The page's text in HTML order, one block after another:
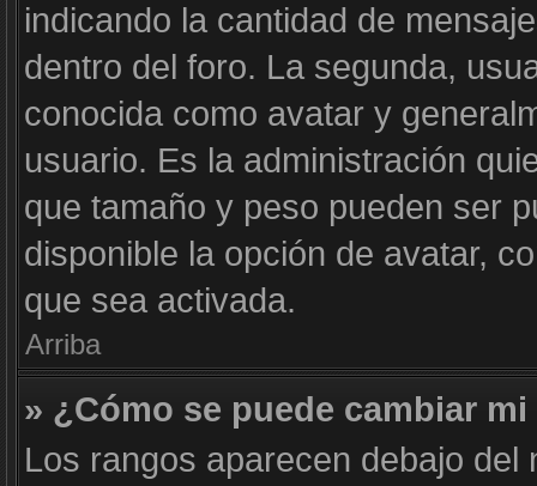
indicando la cantidad de
dentro del foro. La segunda,
conocida como avatar y
usuario. Es la administración
que tamaño y peso pueden ser
disponible la opción de avatar,
que sea activada.
Arriba
» ¿Cómo se puede cambiar
Los rangos aparecen debajo